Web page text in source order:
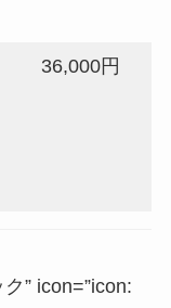
36,000円
” icon=”icon: